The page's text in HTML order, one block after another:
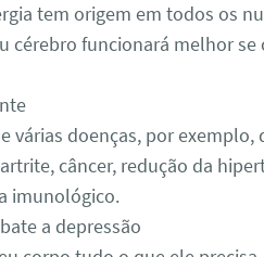
tem origem em todos os
cérebro funcionará melhor
várias doenças, por exemplo,
câncer, redução da
imunológico.
a depressão